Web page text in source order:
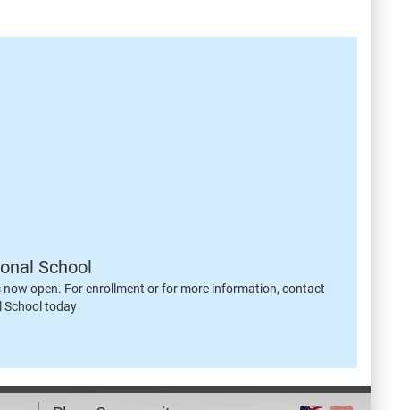
School
open. For enrollment or for more information, contact
School today